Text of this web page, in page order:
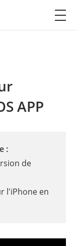
APP
:
de
l'iPhone en